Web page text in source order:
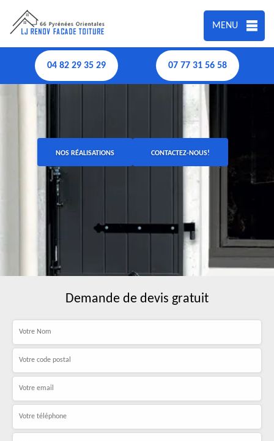
MENU
04 82 29 35 29 07 77 31 56 58
NOS RÉALISATIONS CONTACTEZ-NOUS!
Demande de devis gratuit